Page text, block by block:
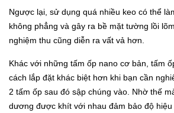
Ngược lại, sử dụng quá nhiều keo có thể
không phẳng và gây ra bề mặt tường lồi
nghiệm thu cũng diễn ra vất vả hơn.
Khác với những tấm ốp nano cơ bản, tấm
cách lắp đặt khác biệt hơn khi bạn cần
2 tấm ốp sau đó sập chúng vào. Nhờ thế
dương được khít với nhau đảm bảo độ